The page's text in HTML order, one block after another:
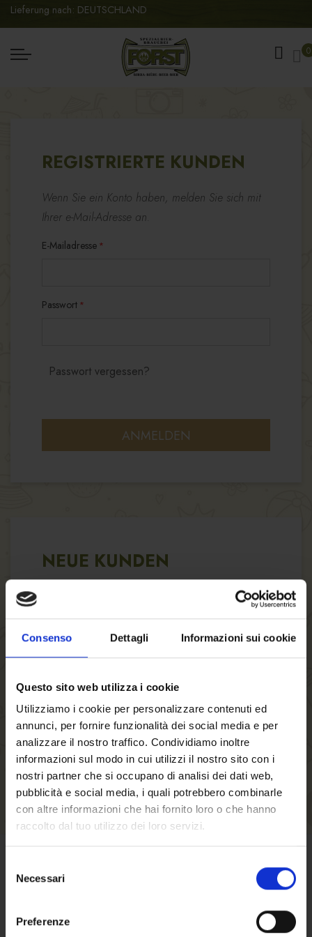
Consenso Dettagli Informazioni sui cookie
Questo sito web utilizza i cookie
Utilizziamo i cookie per personalizzare contenuti ed
annunci, per fornire funzionalità dei social media e per
analizzare il nostro traffico. Condividiamo inoltre
informazioni sul modo in cui utilizzi il nostro sito con i
nostri partner che si occupano di analisi dei dati web,
pubblicità e social media, i quali potrebbero combinarle
con altre informazioni che hai fornito loro o che hanno
raccolto dal tuo utilizzo dei loro servizi.
delNecessari
Preferenze
Lieferung nach: DEUTSCHLAND
0
REGISTRIERTE KUNDEN
Wenn Sie ein Konto haben, melden Sie sich mit
Ihrer e-Mail-Adresse an.
E-Mailadresse
Passwort
ANMELDEN
Passwort vergessen?
NEUE KUNDEN
Wenn Sie in unserem Shop ein Benutzerkonto
einrichten, werden Sie schneller durch den
Bestellvorgang geführt, können mehrere
Versandadressen speichern sowie Ihre
bzw. verfolgen und vieles mehr.
EIN KONTO ERSTELLEN
GESCHÄFTSBEDINGUNGEN
Klicken Sie hier